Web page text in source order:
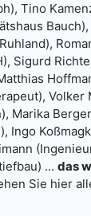
Tino
Sigurd
Volker
Marika Berger
Ingo
... das
Sie hier